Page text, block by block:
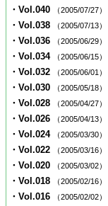
・Vol.040 （2005/07/27）
・Vol.038 （2005/07/13）
・Vol.036 （2005/06/29）
・Vol.034 （2005/06/15）
・Vol.032 （2005/06/01）
・Vol.030 （2005/05/18）
・Vol.028 （2005/04/27）
・Vol.026 （2005/04/13）
・Vol.024 （2005/03/30）
・Vol.022 （2005/03/16）
・Vol.020 （2005/03/02）
・Vol.018 （2005/02/16）
・Vol.016 （2005/02/02）